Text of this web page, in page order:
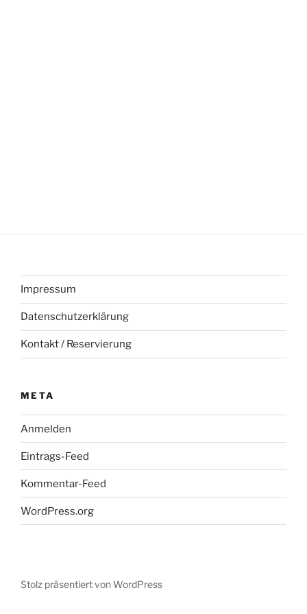
Impressum
Datenschutzerklärung
Kontakt / Reservierung
META
Anmelden
Eintrags-Feed
Kommentar-Feed
WordPress.org
Stolz präsentiert von WordPress